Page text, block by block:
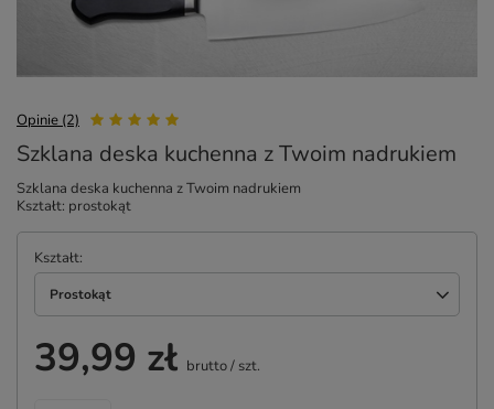
Opinie (2)
Szklana deska kuchenna z Twoim nadrukiem
Szklana deska kuchenna z Twoim nadrukiem
Kształt: prostokąt
Kształt
Prostokąt
39,99 zł brutto/ szt.